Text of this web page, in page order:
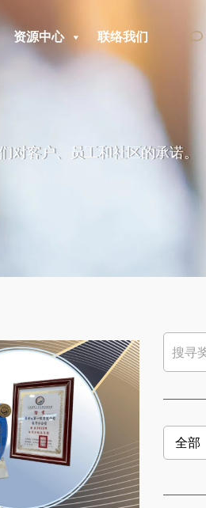
资源中心 联络我们
客户、员工和社区的承诺。